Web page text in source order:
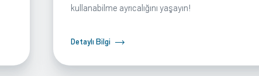
kullanabilme ayrıcalığını yaşayın!
Detaylı Bilgi